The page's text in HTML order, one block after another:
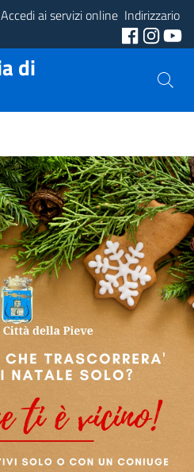
Accedi ai servizi online Indirizzario
di